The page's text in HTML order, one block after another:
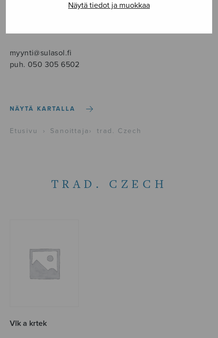
Näytä tiedot ja muokkaa
myynti@sulasol.fi
puh. 050 305 6502
NÄYTÄ KARTALLA
Etusivu › Sanoittaja › trad. Czech
TRAD. CZECH
Vlk a krtek